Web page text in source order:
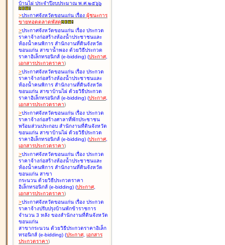
บ้านไผ่ ประจำปีงบประมาณ พ.ศ.๒๕๖๖
>ประกาศจังหวัดขอนแก่น เรื่อง ผู้ชนะการ
ขายทอดตลาดพัสดุ
>ประกาศจังหวัดขอนแก่น เรื่อง ประกวด
ราคาจ้างก่อสร้างห้องน้ำประชาชนและ
ห้องน้ำคนพิการ สำนักงานที่ดินจังหวัด
ขอนแก่น สาขาน้ำพอง ด้วยวิธีประกวด
ราคาอิเล็กทรอนิกส์ (e-bidding) (ประกาศ,
เอกสารประกวดราคา)
>ประกาศจังหวัดขอนแก่น เรื่อง ประกวด
ราคาจ้างก่อสร้างห้องน้ำประชาชนและ
ห้องน้ำคนพิการ สำนักงานที่ดินจังหวัด
ขอนแก่น สาขาบ้านไผ่ ด้วยวิธีประกวด
ราคาอิเล็กทรอนิกส์ (e-bidding) (ประกาศ,
เอกสารประกวดราคา)
>ประกาศจังหวัดขอนแก่น เรื่อง ประกวด
ราคาจ้างก่อสร้างศาลาที่พักประชาชน
พร้อมส่วนประกอบ สำนักงานที่ดินจังหวัด
ขอนแก่น สาขาบ้านไผ่ ด้วยวิธีประกวด
ราคาอิเล็กทรอนิกส์ (e-bidding) (ประกาศ,
เอกสารประกวดราคา)
>ประกาศจังหวัดขอนแก่น เรื่อง ประกวด
ราคาจ้างก่อสร้างห้องน้ำประชาชนและ
ห้องน้ำคนพิการ สำนักงานที่ดินจังหวัด
ขอนแก่น สาขา
กระนวน ด้วยวิธีประกวดราคา
อิเล็กทรอนิกส์ (e-bidding) (ประกาศ,
เอกสารประกวดราคา)
>ประกาศจังหวัดขอนแก่น เรื่อง ประกวด
ราคาจ้างปรับปรุงบ้านพักข้าราชการ
จำนวน 3 หลัง ของสำนักงานที่ดินจังหวัด
ขอนแก่น
สาขากระนวน ด้วยวิธีประกวดราคาอิเล็ก
ทรอนิกส์ (e-bidding) (ประกาศ, เอกสาร
ประกวดราคา)